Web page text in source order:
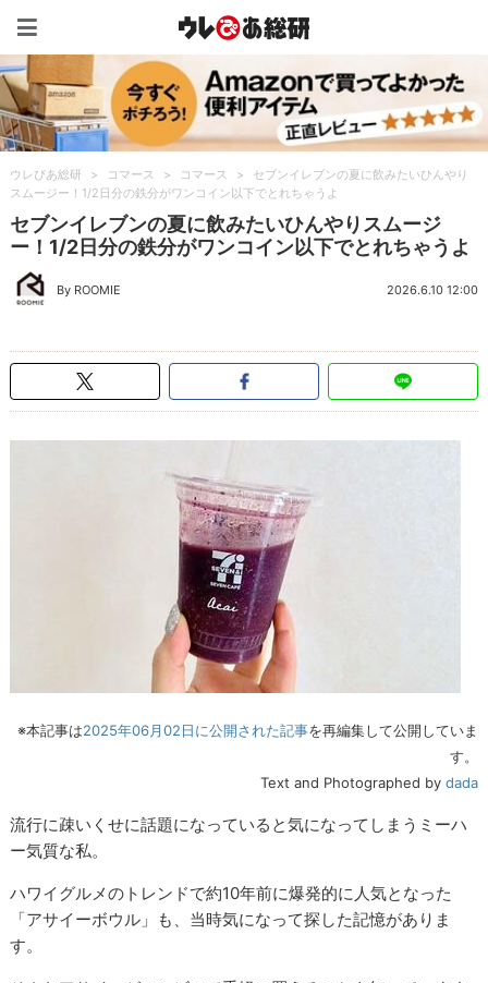
ウレぴあ総研 > コマース > コマース >
セブンイレブンの夏に飲みたいひんやり
スムージー！1/2日分の鉄分がワンコイン以下でとれちゃうよ
セブンイレブンの夏に飲みたいひんやりスムージ
ー！1/2日分の鉄分がワンコイン以下でとれちゃうよ
By ROOMIE 2026.6.10 12:00
※本記事は2025年06月02日に公開された記事を再編集して公開していま
す。
Text and Photographed by dada
流行に疎いくせに話題になっていると気になってしまうミーハ
ー気質な私。
ハワイグルメのトレンドで約10年前に爆発的に人気となった
「アサイーボウル」も、当時気になって探した記憶がありま
す。